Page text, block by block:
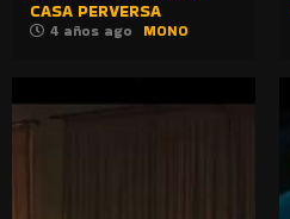
CASA PERVERSA
4 años ago MONO